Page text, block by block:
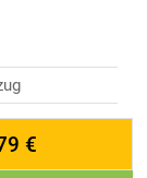
€